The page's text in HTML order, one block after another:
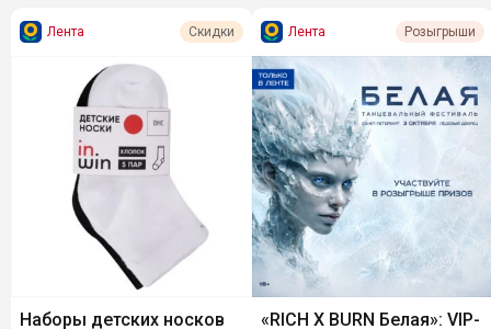
Лента Скидки
Наборы детских носков
Лента Розыгрыши
«RICH X BURN Белая»: VIP-